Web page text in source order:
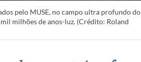
pelo MUSE, no campo ultra profundo do
milhões de anos-luz. (Crédito: Roland